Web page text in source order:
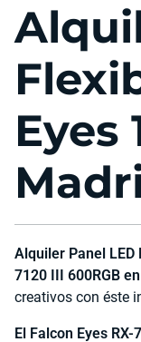
Eyes
Alquiler Panel LED
7120 III 600RGB
creativos con éste
El Falcon Eyes